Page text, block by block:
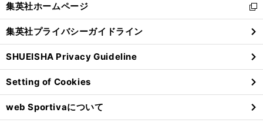
閉
る
集英社ホームページ
新
し
い
ウ
ィ
ン
ド
ウ
で
開
集英社プライバシーガイドライン
SHUEISHA Privacy Guideline
Setting of Cookies
web Sportivaについて